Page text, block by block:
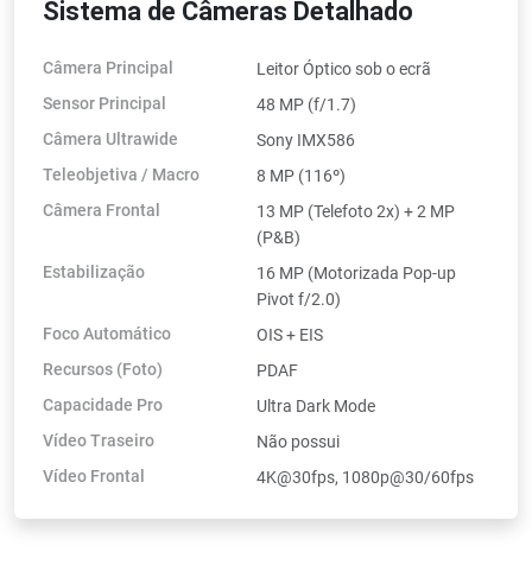
Sistema de Câmeras Detalhado
Câmera Principal
Leitor Óptico sob o ecrã
Sensor Principal
48 MP (f/1.7)
Câmera Ultrawide
Sony IMX586
Teleobjetiva / Macro
8 MP (116º)
Câmera Frontal
13 MP (Telefoto 2x) + 2 MP
(P&B)
Estabilização
16 MP (Motorizada Pop-up
Pivot f/2.0)
Foco Automático
OIS + EIS
Recursos (Foto)
PDAF
Capacidade Pro
Ultra Dark Mode
Vídeo Traseiro
Não possui
Vídeo Frontal
4K@30fps, 1080p@30/60fps